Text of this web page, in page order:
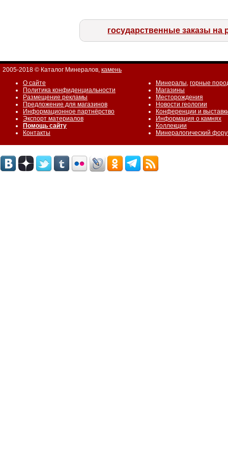
государственные заказы на
2005-2018 © Каталог Минералов, камень
О сайте
Политика конфиденциальности
Размещение рекламы
Предложение для магазинов
Информационное партнёрство
Экспорт материалов
Помощь сайту
Контакты
Минералы, горные
Магазины
Месторождения
Новости геологии
Конференции и
Информация о камнях
Коллекции
Минералогический